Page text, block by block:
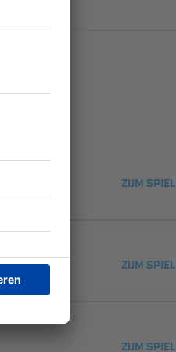
ZUM SPIEL
ZUM SPIEL
ZUM SPIEL